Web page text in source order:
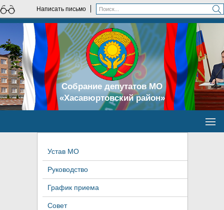
Написать письмо
Собрание депутатов МО
«Хасавюртовский район»
Устав МО
Руководство
График приема
Совет